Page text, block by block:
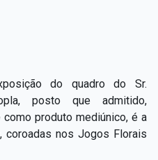
do quadro do Sr.
posto que admitido,
produto mediúnico, é a
coroadas nos Jogos Florais